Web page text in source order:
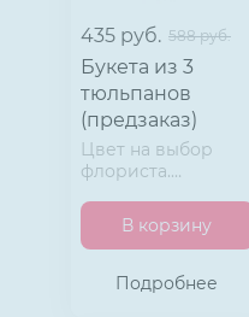
435 руб. 588 руб.
Букета из 3
тюльпанов
(предзаказ)
Цвет на выбор
флориста.
лента.
Тюльпаны
В корзину
Подробнее